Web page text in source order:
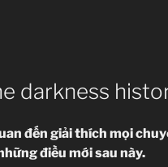
darkness
đến giải thích mọi
điều mới sau này.